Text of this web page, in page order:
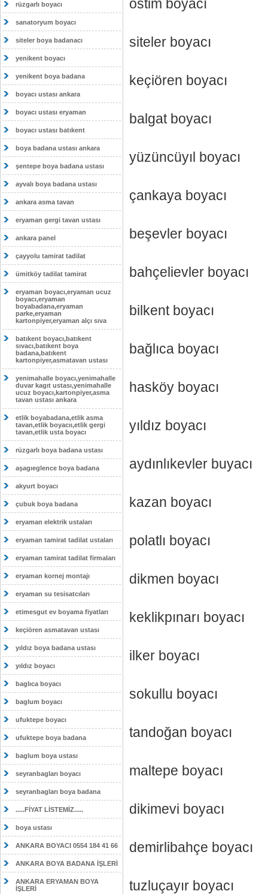
rüzgarlı boyacı
sanatoryum boyacı
siteler boya badanacı
yenikent boyacı
yenikent boya badana
boyacı ustası ankara
boyacı ustası eryaman
boyacı ustası batıkent
boya badana ustası ankara
şentepe boya badana ustası
ayvalı boya badana ustası
ankara asma tavan
eryaman gergi tavan ustası
ankara panel
çayyolu tamirat tadilat
ümitköy tadilat tamirat
eryaman boyacı,eryaman ucuz
boyacı,eryaman
boyabadana,eryaman
parke,eryaman
kartonpiyer,eryaman alçı sıva
batıkent boyacı,batıkent
sıvacı,batıkent boya
badana,batıkent
kartonpiyer,asmatavan ustası
yenimahalle boyacı,yenimahalle
duvar kagıt ustası,yenimahalle
ucuz boyacı,kartonpiyer,asma
tavan ustası ankara
etlik boyabadana,etlik asma
tavan,etlik boyacıı,etlik gergi
tavan,etlik usta boyacı
rüzgarlı boya badana ustası
aşagıeglence boya badana
akyurt boyacı
çubuk boya badana
eryaman elektrik ustaları
eryaman tamirat tadilat ustaları
eryaman tamirat tadilat firmaları
eryaman kornej montajı
eryaman su tesisatcıları
etimesgut ev boyama fiyatları
keçiören asmatavan ustası
yıldız boya badana ustası
yıldız boyacı
baglıca boyacı
baglum boyacı
ufuktepe boyacı
ufuktepe boya badana
baglum boya ustası
seyranbagları boyacı
seyranbagları boya badana
.....FİYAT LİSTEMİZ.....
boya ustası
ANKARA BOYACI 0554 184 41 66
ANKARA BOYA BADANA İŞLERİ
ANKARA ERYAMAN BOYA
İŞLERİ
ostim boyacı
siteler boyacı
keçiören boyacı
balgat boyacı
yüzüncüyıl boyacı
çankaya boyacı
beşevler boyacı
bahçelievler boyacı
bilkent boyacı
bağlıca boyacı
hasköy boyacı
yıldız boyacı
aydınlıkevler buyacı
kazan boyacı
polatlı boyacı
dikmen boyacı
keklikpınarı boyacı
ilker boyacı
sokullu boyacı
tandoğan boyacı
maltepe boyacı
dikimevi boyacı
demirlibahçe boyacı
tuzluçayır boyacı